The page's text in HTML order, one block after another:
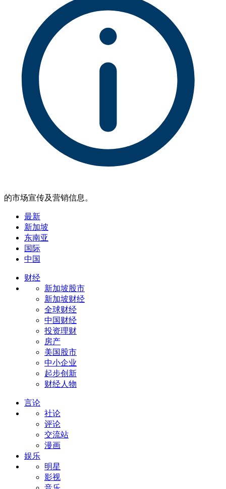
的市场宣传及营销信息。
最新
新加坡
东南亚
国际
中国
财经
新加坡股市
新加坡财经
全球财经
中国财经
投资理财
房产
美国股市
中小企业
起步创新
财经人物
言论
社论
评论
交流站
漫画
娱乐
明星
影视